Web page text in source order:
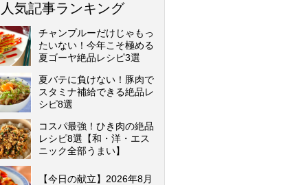
人気記事ランキング
チャンプルーだけじゃもっ
たいない！今年こそ極める
夏ゴーヤ絶品レシピ3選
夏バテに負けない！豚肉で
スタミナ補給できる絶品レ
シピ8選
コスパ最強！ひき肉の絶品
レシピ8選【和・洋・エス
ニック全部うまい】
【今日の献立】2026年8月